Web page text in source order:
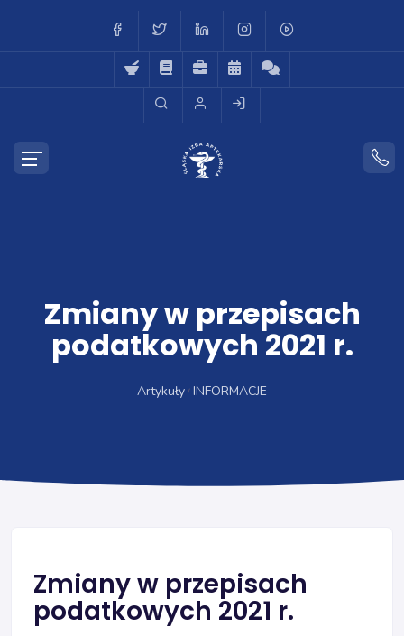
Zmiany w przepisach
podatkowych 2021 r.
Artykuły INFORMACJE
Zmiany w przepisach
podatkowych 2021 r.